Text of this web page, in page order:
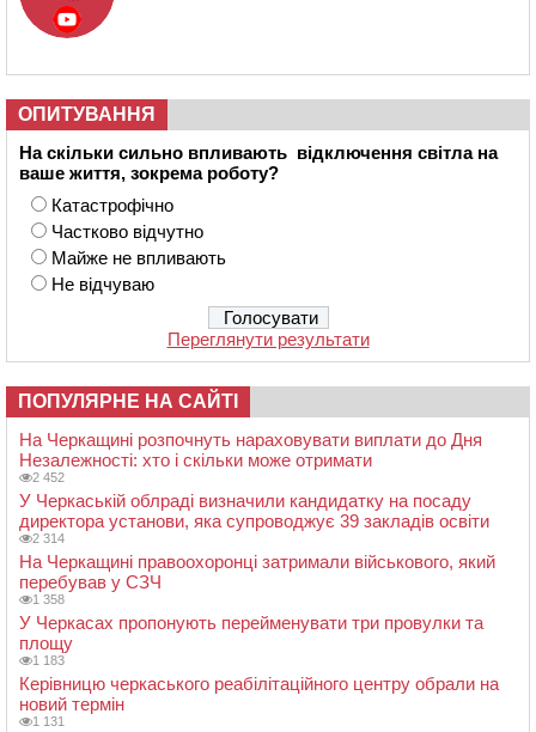
ОПИТУВАННЯ
На скільки сильно впливають відключення світла на
ваше життя, зокрема роботу?
Катастрофічно
Частково відчутно
Майже не впливають
Не відчуваю
Переглянути результати
ПОПУЛЯРНЕ НА САЙТІ
На Черкащині розпочнуть нараховувати виплати до Дня
Незалежності: хто і скільки може отримати
2 452
У Черкаській облраді визначили кандидатку на посаду
директора установи, яка супроводжує 39 закладів освіти
2 314
На Черкащині правоохоронці затримали військового, який
перебував у СЗЧ
1 358
У Черкасах пропонують перейменувати три провулки та
площу
1 183
Керівницю черкаського реабілітаційного центру обрали на
новий термін
1 131